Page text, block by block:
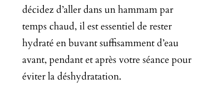
décidez d’aller dans un hammam par
temps chaud, il est essentiel de rester
hydraté en buvant suffisamment d’eau
avant, pendant et après votre séance pour
éviter la déshydratation.